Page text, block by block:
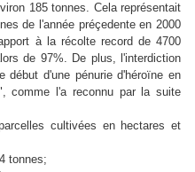
185 tonnes. Cela représentait
de l'année préçedente en 2000
à la récolte record de 4700
de 97%. De plus, l 'interdiction
d'une pénurie d'héroïne en
comme l'a reconnu par la suite
cultivées en hectares et
tonnes;